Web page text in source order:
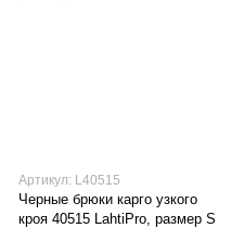
Артикул: L40515
Черные брюки карго узкого
кроя 40515 LahtiPro, размер S